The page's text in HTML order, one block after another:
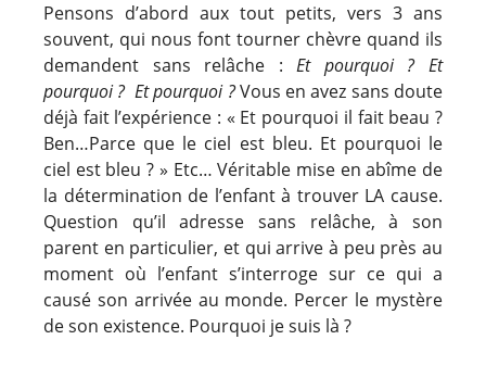
Pensons d’abord aux tout petits, vers 3 ans
souvent, qui nous font tourner chèvre quand ils
demandent sans relâche : Et pourquoi ? Et
pourquoi ? Et pourquoi ?Vous en avez sans doute
déjà fait l’expérience : « Et pourquoi il fait beau ?
Ben…Parce que le ciel est bleu. Et pourquoi le
ciel est bleu ? » Etc… Véritable mise en abîme de
la détermination de l’enfant à trouver LA cause.
Question qu’il adresse sans relâche, à son
parent en particulier, et qui arrive à peu près au
moment où l’enfant s’interroge sur ce qui a
causé son arrivée au monde. Percer le mystère
de son existence. Pourquoi je suis là ?